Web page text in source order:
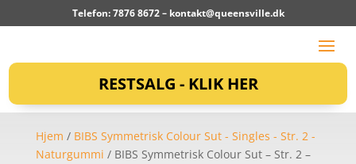
Telefon: 7876 8672 – kontakt@queensville.dk
RESTSALG - KLIK HER
Hjem / BIBS Symmetrisk Colour Sut - Singles - Str. 2 -
Naturgummi / BIBS Symmetrisk Colour Sut – Str. 2 –